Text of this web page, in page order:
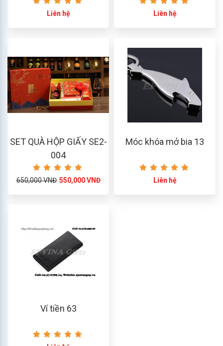
Liên hệ Liên hệ
SET QUÀ HỘP GIẤY SE2-
004
650,000 VNĐ 550,000 VNĐ
Móc khóa mở bia 13
Liên hệ
Ví tiền 63